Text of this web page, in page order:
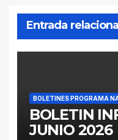
Entrada
BOLETINES PROGRAMA
BOLETIN
JUNIO 2026